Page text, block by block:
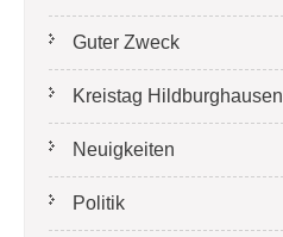
Guter Zweck
Kreistag Hildburghausen
Neuigkeiten
Politik